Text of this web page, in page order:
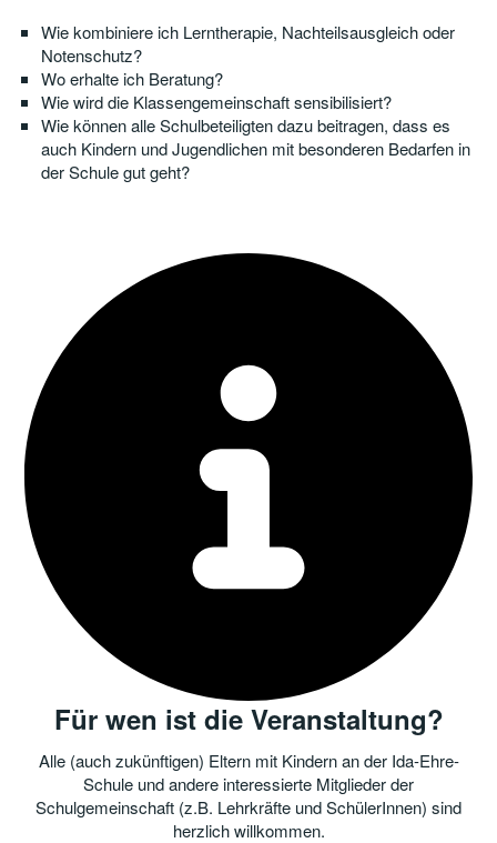
Wie kombiniere ich Lerntherapie, Nachteilsausgleich oder
Notenschutz?
Wo erhalte ich Beratung?
Wie wird die Klassengemeinschaft sensibilisiert?
Wie können alle Schulbeteiligten dazu beitragen, dass es
auch Kindern und Jugendlichen mit besonderen Bedarfen in
der Schule gut geht?
Für wen ist die Veranstaltung?
Alle (auch zukünftigen) Eltern mit Kindern an der Ida-Ehre-
Schule und andere interessierte Mitglieder der
Schulgemeinschaft (z.B. Lehrkräfte und SchülerInnen) sind
herzlich willkommen.